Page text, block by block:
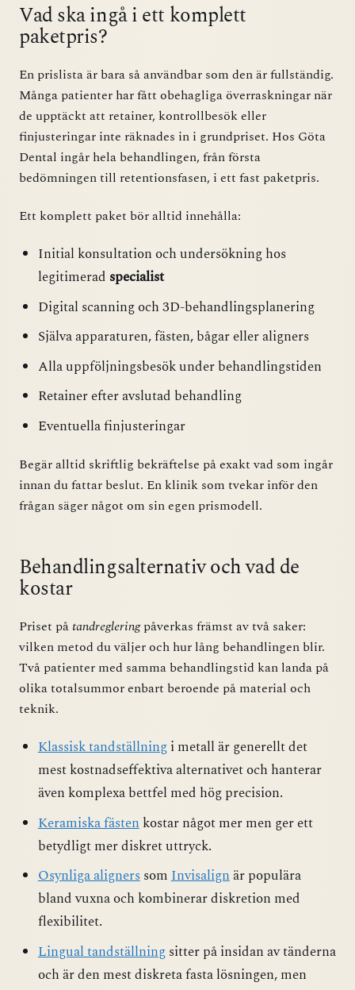
Vad ska ingå i ett komplett
paketpris?
En prislista är bara så användbar som den är fullständig.
Många patienter har fått obehagliga överraskningar när
de upptäckt att retainer, kontrollbesök eller
finjusteringar inte räknades in i grundpriset. Hos Göta
Dental ingår hela behandlingen, från första
bedömningen till retentionsfasen, i ett fast paketpris.
Ett komplett paket bör alltid innehålla:
Initial konsultation och undersökning hos
legitimerad specialist
Digital scanning och 3D-behandlingsplanering
Själva apparaturen, fästen, bågar eller aligners
Alla uppföljningsbesök under behandlingstiden
Retainer efter avslutad behandling
Eventuella finjusteringar
Begär alltid skriftlig bekräftelse på exakt vad som ingår
innan du fattar beslut. En klinik som tvekar inför den
frågan säger något om sin egen prismodell.
Behandlingsalternativ och vad de
kostar
Priset på tandregleringpåverkas främst av två saker:
vilken metod du väljer och hur lång behandlingen blir.
Två patienter med samma behandlingstid kan landa på
olika totalsummor enbart beroende på material och
teknik.
Klassisk tandställningi metall är generellt det
mest kostnadseffektiva alternativet och hanterar
även komplexa bettfel med hög precision.
Keramiska fästenkostar något mer men ger ett
betydligt mer diskret uttryck.
Osynliga alignerssomInvisalignär populära
bland vuxna och kombinerar diskretion med
flexibilitet.
Lingual tandställningsitter på insidan av tänderna
och är den mest diskreta fasta lösningen, men